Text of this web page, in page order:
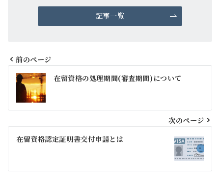
記事一覧
投
ナ
ビ
ゲ
シ
前のページ
在留資格の処理期間(審査期間)について
次のページ
在留資格認定証明書交付申請とは